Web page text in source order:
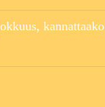
kannattaako